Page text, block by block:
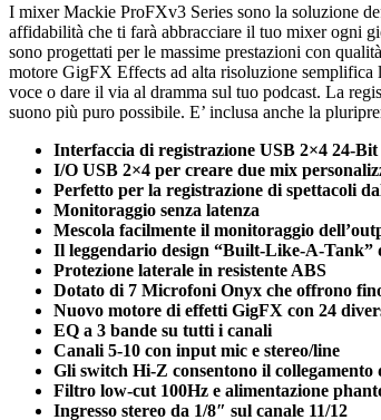
I mixer Mackie ProFXv3 Series sono la soluzione
affidabilità che ti farà abbracciare il tuo mixer ogni
sono progettati per le massime prestazioni con
motore GigFX Effects ad alta risoluzione semplifica
voce o dare il via al dramma sul tuo podcast. La
suono più puro possibile. E’ inclusa anche la
Interfaccia di registrazione USB 2×4 24-
I/O USB 2×4 per creare due mix
Perfetto per la registrazione di spettacoli
Monitoraggio senza latenza
Mescola facilmente il monitoraggio
Il leggendario design “Built-Like-A-Tank”
Protezione laterale in resistente ABS
Dotato di 7 Microfoni Onyx che offrono
Nuovo motore di effetti GigFX con 24
EQ a 3 bande su tutti i canali
Canali 5-10 con input mic e stereo/line
Gli switch Hi-Z consentono il
Filtro low-cut 100Hz e alimentazione
Ingresso stereo da 1/8″ sul canale 11/12